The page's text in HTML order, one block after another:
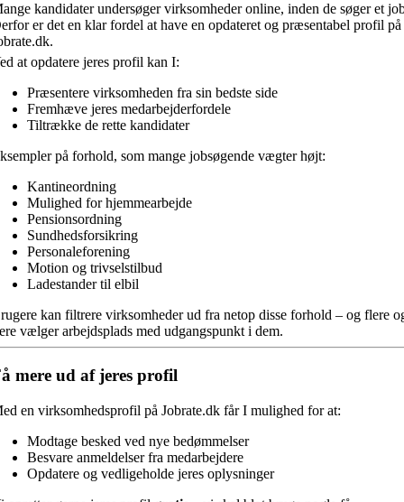
kandidater undersøger virksomheder online, inden de søger et
er det en klar fordel at have en opdateret og præsentabel profil på
at opdatere jeres profil kan I:
Præsentere virksomheden fra sin bedste side
Fremhæve jeres medarbejderfordele
Tiltrække de rette kandidater
på forhold, som mange jobsøgende vægter højt:
Kantineordning
Mulighed for hjemmearbejde
Pensionsordning
Sundhedsforsikring
Personaleforening
Motion og trivselstilbud
Ladestander til elbil
kan filtrere virksomheder ud fra netop disse forhold – og flere
vælger arbejdsplads med udgangspunkt i dem.
mere ud af jeres profil
en virksomhedsprofil på Jobrate.dk får I mulighed for at:
Modtage besked ved nye bedømmelser
Besvare anmeldelser fra medarbejdere
Opdatere og vedligeholde jeres oplysninger